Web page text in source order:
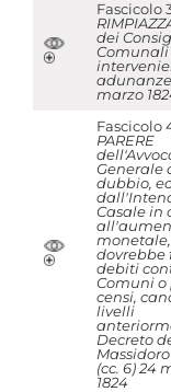
Fascicolo
dei
Comunali
adunanze
marzo
Fascicolo
PARERE
Generale
dubbio,
Casale in
dovrebbe
debiti
Comuni o
censi,
livelli
Decreto
(cc. 6) 24
1824